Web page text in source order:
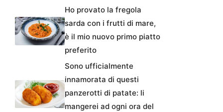
Ho provato la fregola
sarda con i frutti di mare,
è il mio nuovo primo piatto
preferito
Sono ufficialmente
innamorata di questi
panzerotti di patate: li
mangerei ad ogni ora del